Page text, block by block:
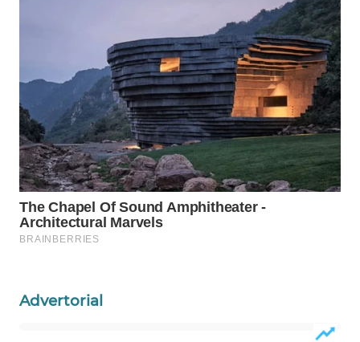
Advertorial
WAHANA
SPORT
WAHANA
UMKM
WAHANA
SELEB
PERSONA